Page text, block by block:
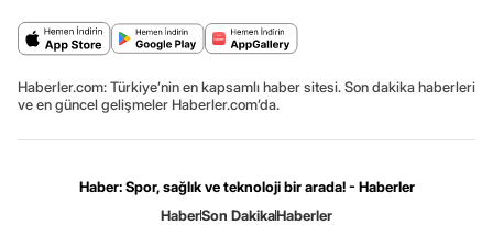
Haberler.com: Türkiye’nin en kapsamlı haber sitesi. Son dakika haberleri
ve en güncel gelişmeler Haberler.com’da.
Haber: Spor, sağlık ve teknoloji bir arada! - Haberler
HaberSon DakikaHaberler